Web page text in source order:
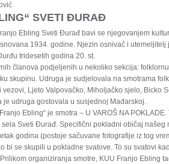
SVETI ĐURAĐ
Ebling Sveti Đurađ bavi se njegovanjem
1934. godine. Njezin osnivač i utemeljitelj
tridesetih godina 20. st.
članova podjeljenih u nekoliko sekcija:
skupinu. Udruga je sudjelovala na smotrama
Ljeto Valpovačko, Miholjačko sjelo, Bicko
je udruga gostovala u susjednoj Mađarskoj.
Ebling“ je smotra – U VAROŠ NA
Sveti Đurađ. Specifični pokladni običaj našeg
godina (postoje sačuvane fotografije iz tog
bi se skupili u pokladne svatove. To su svatovi
organiziranja smotre, KUU Franjo Ebling